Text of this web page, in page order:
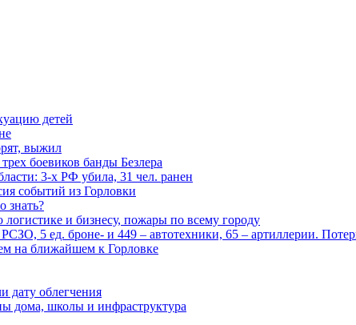
детей
выжил
боевиков банды Безлера
3-х РФ убила, 31 чел. ранен
событий из Горловки
знать?
и бизнесу, пожары по всему городу
5 ед. броне- и 449 – автотехники, 65 – артиллерии.
на ближайшем к Горловке
дату облегчения
дома, школы и инфраструктура